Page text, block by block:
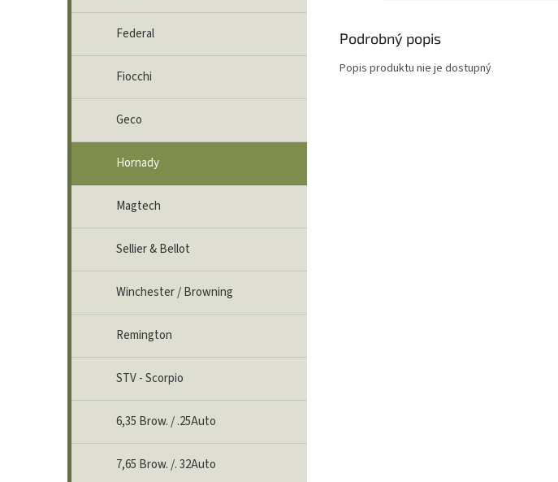
Federal
Fiocchi
Geco
Hornady
Magtech
Sellier & Bellot
Winchester / Browning
Remington
STV - Scorpio
6,35 Brow. / .25Auto
7,65 Brow. /. 32Auto
Podrobný popis
Popis produktu nie je dostupný